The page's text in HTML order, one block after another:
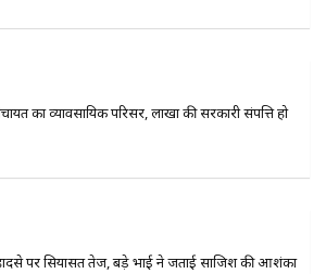
का व्यावसायिक परिसर, लाखों की सरकारी संपत्ति हो
पर सियासत तेज, बड़े भाई ने जताई साजिश की आशंका